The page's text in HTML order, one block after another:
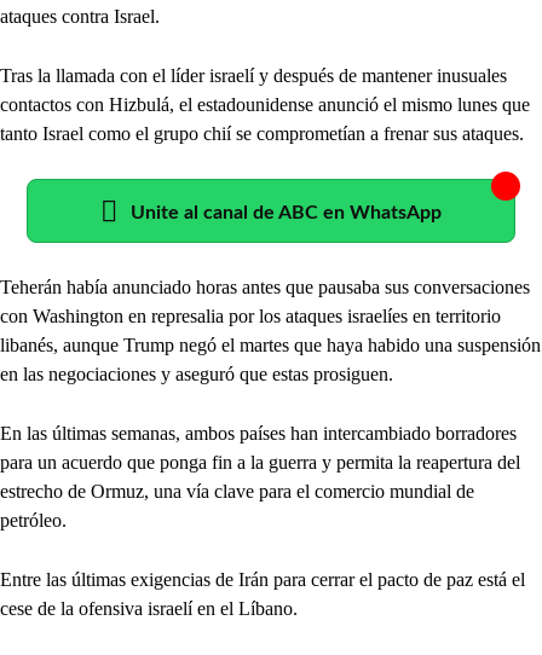
ataques contra Israel.
Tras la llamada con el líder israelí y después de mantener inusuales
contactos con Hizbulá, el estadounidense anunció el mismo lunes que
tanto Israel como el grupo chií se comprometían a frenar sus ataques.
Unite al canal de ABC en WhatsApp
Teherán había anunciado horas antes que pausaba sus conversaciones
con Washington en represalia por los ataques israelíes en territorio
libanés, aunque Trump negó el martes que haya habido una suspensión
en las negociaciones y aseguró que estas prosiguen.
En las últimas semanas, ambos países han intercambiado borradores
para un acuerdo que ponga fin a la guerra y permita la reapertura del
estrecho de Ormuz, una vía clave para el comercio mundial de
petróleo.
Entre las últimas exigencias de Irán para cerrar el pacto de paz está el
cese de la ofensiva israelí en el Líbano.